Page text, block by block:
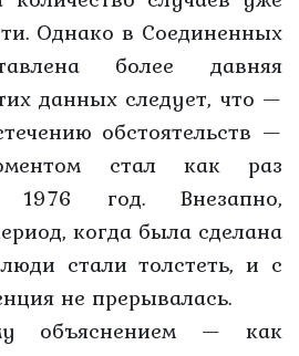
Однако в Соединенных
более давняя
данных следует, что —
обстоятельств —
стал как раз
1976 год. Внезапно,
когда была сделана
стали толстеть, и с
не прерывалась.
объяснением — как